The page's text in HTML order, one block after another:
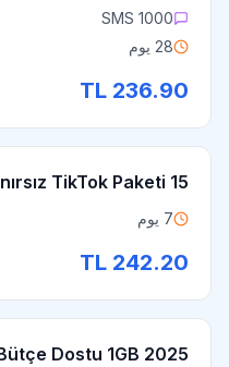
1000 SMS
28 يوم
236.90
15 Günlük Sınırsız TikTok Paketi
7 يوم
242.20
2025 Bütçe Dostu 1GB